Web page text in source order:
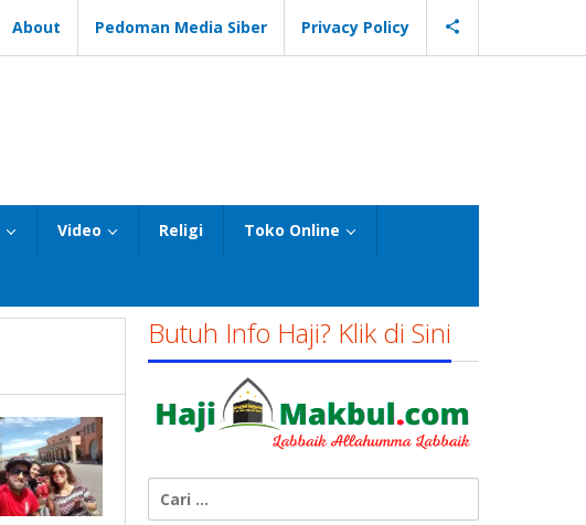
About Pedoman Media Siber Privacy Policy
Video Religi Toko Online
Butuh Info Haji? Klik di Sini
untuk: